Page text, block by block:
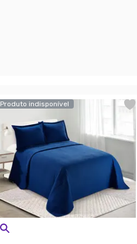
Produto indisponível